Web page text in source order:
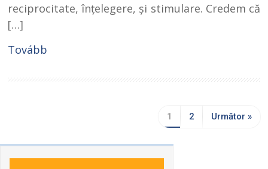
reciprocitate, înţelegere, şi stimulare. Credem că
[…]
Tovább
1 2 Următor »